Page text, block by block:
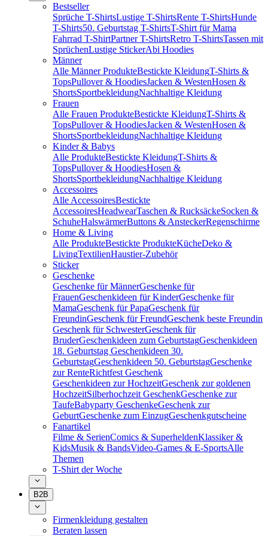
Bestseller
Sprüche T-ShirtsLustige T-ShirtsRente T-ShirtsHunde
T-Shirts50. Geburtstag T-ShirtsT-Shirt für Mama
Fahrrad T-ShirtPartner T-ShirtsRetro T-ShirtsTassen mit
SprüchenLustige StickerAbi Hoodies
Männer
Alle Männer ProdukteBestickte KleidungT-Shirts &
TopsPullover & HoodiesJacken & WestenHosen &
ShortsSportbekleidungNachhaltige Kleidung
Frauen
Alle Frauen ProdukteBestickte KleidungT-Shirts &
TopsPullover & HoodiesJacken & WestenHosen &
ShortsSportbekleidungNachhaltige Kleidung
Kinder & Babys
Alle ProdukteBestickte KleidungT-Shirts &
TopsPullover & HoodiesHosen &
ShortsSportbekleidungNachhaltige Kleidung
Accessoires
Alle AccessoiresBestickte
AccessoiresHeadwearTaschen & RucksäckeSocken &
SchuheHalswärmerButtons & AnsteckerRegenschirme
Home & Living
Alle ProdukteBestickte ProdukteKücheDeko &
LivingTextilienHaustier-Zubehör
Sticker
Geschenke
Geschenke für MännerGeschenke für
FrauenGeschenkideen für KinderGeschenke für
MamaGeschenk für PapaGeschenk für
FreundinGeschenk für FreundGeschenk beste Freundin
Geschenk für SchwesterGeschenk für
BruderGeschenkideen zum GeburtstagGeschenkideen
18. Geburtstag Geschenkideen 30.
GeburtstagGeschenkideen 50. GeburtstagGeschenke
zur RenteRichtfest Geschenk
Geschenkideen zur HochzeitGeschenk zur goldenen
HochzeitSilberhochzeit GeschenkGeschenke zur
TaufeBabyparty GeschenkeGeschenk zur
GeburtGeschenke zum EinzugGeschenkgutscheine
Fanartikel
Filme & SerienComics & SuperheldenKlassiker &
KidsMusik & BandsVideo-Games & E-SportsAlle
Themen
T-Shirt der Woche
B2B
Firmenkleidung gestalten
Beraten lassen